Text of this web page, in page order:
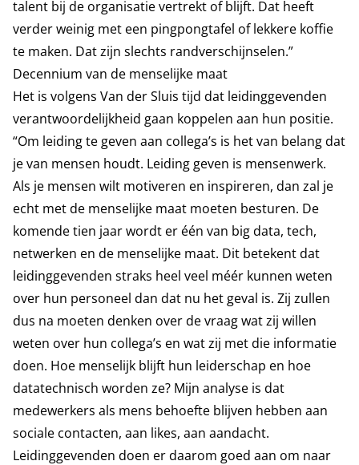
talent bij de organisatie vertrekt of blijft. Dat heeft
verder weinig met een pingpongtafel of lekkere koffie
te maken. Dat zijn slechts randverschijnselen.”
Decennium van de menselijke maat
Het is volgens Van der Sluis tijd dat leidinggevenden
verantwoordelijkheid gaan koppelen aan hun positie.
“Om leiding te geven aan collega’s is het van belang dat
je van mensen houdt. Leiding geven is mensenwerk.
Als je mensen wilt motiveren en inspireren, dan zal je
echt met de menselijke maat moeten besturen. De
komende tien jaar wordt er één van big data, tech,
netwerken en de menselijke maat. Dit betekent dat
leidinggevenden straks heel veel méér kunnen weten
over hun personeel dan dat nu het geval is. Zij zullen
dus na moeten denken over de vraag wat zij willen
weten over hun collega’s en wat zij met die informatie
doen. Hoe menselijk blijft hun leiderschap en hoe
datatechnisch worden ze? Mijn analyse is dat
medewerkers als mens behoefte blijven hebben aan
sociale contacten, aan likes, aan aandacht.
Leidinggevenden doen er daarom goed aan om naar